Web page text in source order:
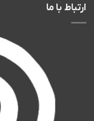
ارتباط با ما